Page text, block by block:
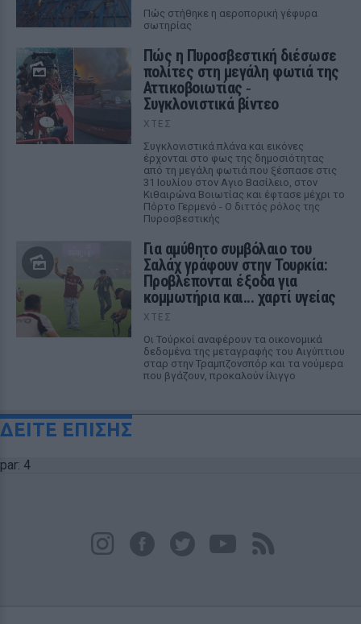
Πώς στήθηκε η αεροπορική γέφυρα
σωτηρίας
Πώς η Πυροσβεστική διέσωσε
πολίτες στη μεγάλη φωτιά της
Αττικοβοιωτίας ‑
Συγκλονιστικά βίντεο
ΧΤΕΣ
Συγκλονιστικά πλάνα και εικόνες
έρχονται στο φως της δημοσιότητας
από τη μεγάλη φωτιά που ξέσπασε στις
31 Ιουλίου στον Αγιο Βασίλειο, στον
Κιθαιρώνα Βοιωτίας και έφτασε μέχρι το
Πόρτο Γερμενό - Ο διττός ρόλος της
Πυροσβεστικής
Για αμύθητο συμβόλαιο του
Σαλάχ γράφουν στην Τουρκία:
Προβλέπονται έξοδα για
κομμωτήρια και... χαρτί υγείας
ΧΤΕΣ
Οι Τούρκοί αναφέρουν τα οικονομικά
δεδομένα της μεταγραφής του Αιγύπτιου
σταρ στην Τραμπζονσπόρ και τα νούμερα
που βγάζουν, προκαλούν ίλιγγο
ΔΕΙΤΕ ΕΠΙΣΗΣ
par: 4